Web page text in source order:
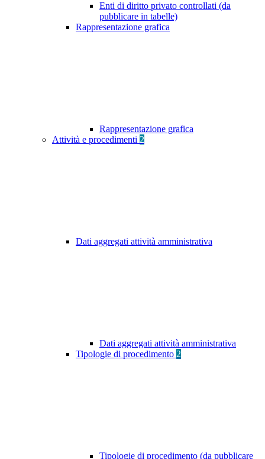
Enti di diritto privato controllati (da
pubblicare in tabelle)
Rappresentazione grafica
Rappresentazione grafica
Attività e procedimenti 2
Dati aggregati attività amministrativa
Dati aggregati attività amministrativa
Tipologie di procedimento 2
Tipologie di procedimento (da pubblicare